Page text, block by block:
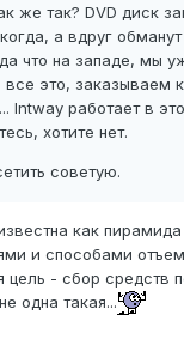
же так? DVD диск
а вдруг
что на западе, мы
все это, заказываем
Intway работает в
хотите нет.
советую.
как
и способами
цель - сбор средств
одна такая...